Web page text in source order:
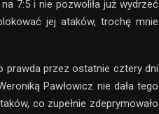
7:5 i nie pozwoliła już wydrzeć
jej ataków, trochę mnie
prawda przez ostatnie cztery dni
Pawłowicz nie dała tego
co zupełnie zdeprymowało